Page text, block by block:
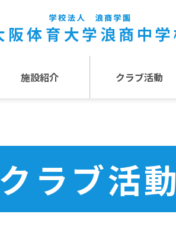
施設紹介 クラブ活動
クラブ活動